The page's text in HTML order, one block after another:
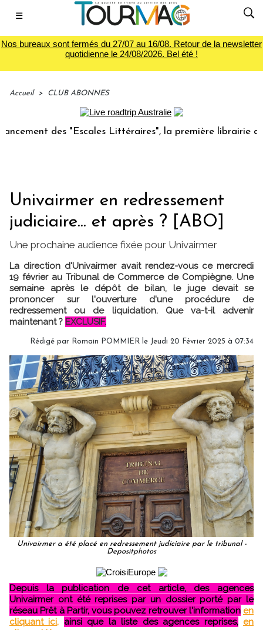
☰
Nos bureaux sont fermés du 27/07 au 16/08. Retour de la newsletter
quotidienne le 24/08/2026. Bel été !
Accueil > CLUB ABONNES
des "Escales Littéraires", la première librairie du voyage
Univairmer en redressement
judiciaire... et après ? [ABO]
Une prochaine audience fixée pour Univairmer
La direction d'Univairmer avait rendez-vous ce mercredi
19 février au Tribunal de Commerce de Compiègne. Une
semaine après le dépôt de bilan, le juge devait se
prononcer sur l'ouverture d'une procédure de
redressement ou de liquidation. Que va-t-il advenir
maintenant ? EXCLUSIF.
Rédigé par Romain POMMIER le Jeudi 20 Février 2025 à 07:34
Univairmer a été placé en redressement judiciaire par le tribunal -
Depositphotos
Depuis la publication de cet article, des agences
Univairmer ont été reprises par un dossier porté par le
réseau Prêt à Partir, vous pouvez retrouver l'information en
cliquant ici, ainsi que la liste des agences reprises, en